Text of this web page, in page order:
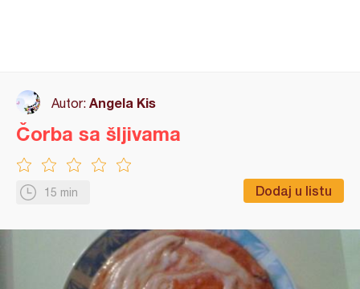
Autor: Angela Kis
15 min Dodaj u listu
Čorba sa šljivama